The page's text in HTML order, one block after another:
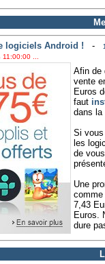
logiciels Android ! -
11:00:00 ...
Afin de
vente
Euros
faut
dans la
Si
les
de
Une
comme
7,43
Euros.
dure